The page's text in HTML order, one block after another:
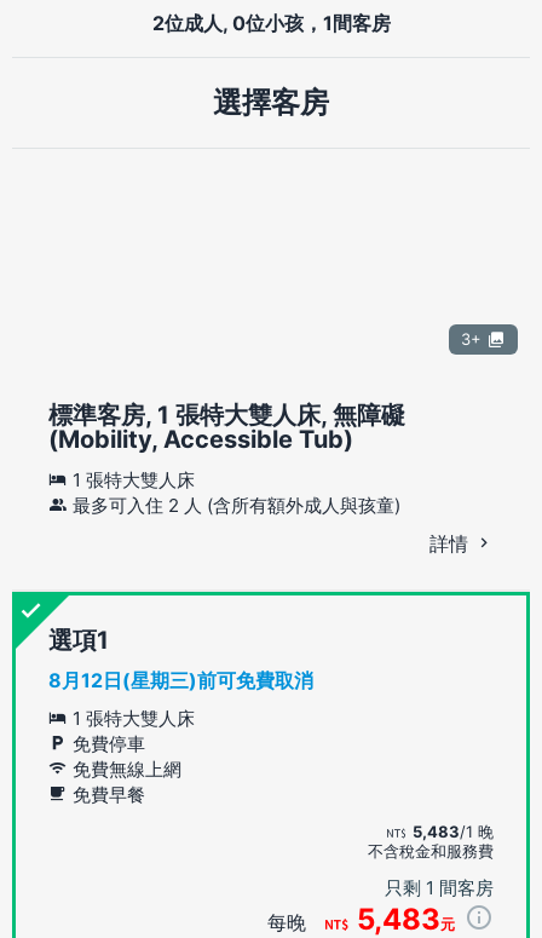
2位成人, 0位小孩，1間客房
選擇客房
3+
標準客房, 1 張特大雙人床, 無障礙
(Mobility, Accessible Tub)
1 張特大雙人床
最多可入住 2 人 (含所有額外成人與孩童)
詳情
選項
8月12日(星期三)前可免費取消
1 張特大雙人床
免費停車
免費無線上網
免費早餐
5,483/1 晚
不含稅金和服務費
只剩 1 間客房
每晚 5,483元